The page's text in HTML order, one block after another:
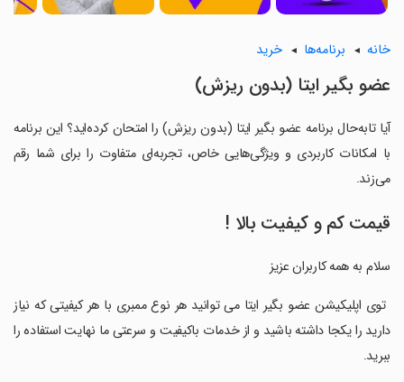
خانه برنامه‌ها خرید
‏عضو بگیر ایتا (بدون ریزش)
آیا تابه‌حال برنامه ‏عضو بگیر ایتا (بدون ریزش) را امتحان کرده‌اید؟ این برنامه
با امکانات کاربردی و ویژگی‌هایی خاص، تجربه‌ای متفاوت را برای شما رقم
می‌زند.
قیمت کم و کیفیت بالا !
‏سلام به همه کاربران عزیز
‏‏ توی اپلیکیشن عضو بگیر ایتا می توانید هر نوع ممبری با هر کیفیتی که نیاز
دارید را یکجا داشته باشید و از خدمات باکیفیت و سرعتی ما نهایت استفاده را
ببرید.